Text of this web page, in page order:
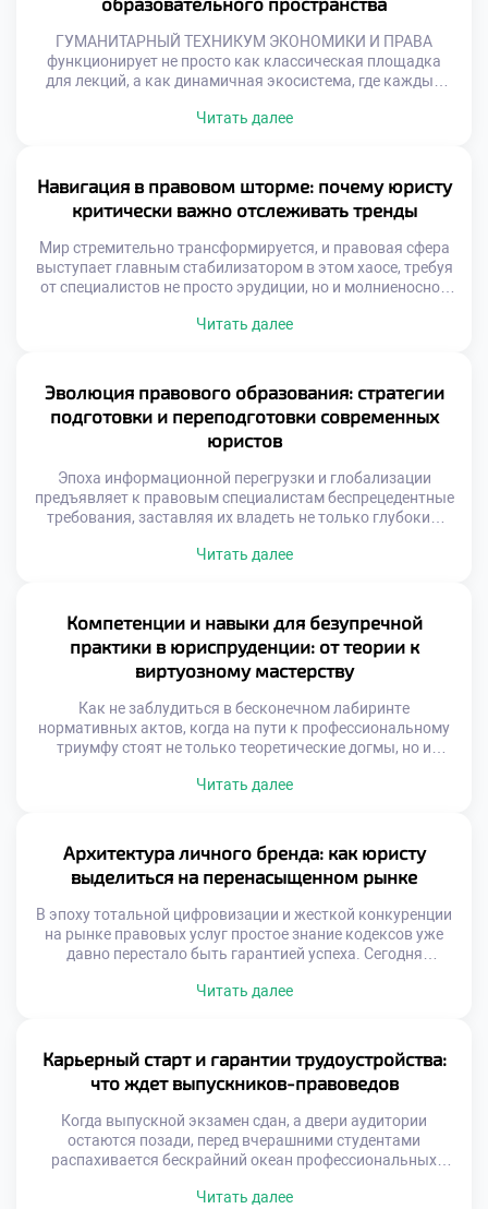
ГУМАНИТАРНЫЙ ТЕХНИКУМ ЭКОНОМИКИ И ПРАВА
функционирует не просто как классическая площадка
для лекций, а как динамичная экосистема, где каждый
лидерских качеств. Здесь не просто заучивают
вершить позитивные перемены. Именно поэтому
продуманное обучение в московском техникуме […]
Читать далее
Навигация в правовом шторме: почему юристу
критически важно отслеживать тренды
Мир стремительно трансформируется, и правовая сфера
выступает главным стабилизатором в этом хаосе, требуя
от специалистов не просто эрудиции, но и молниеносной
развития права перестало быть просто полезной
осознанное обучение в московском техникуме становится
тем самым надежным компасом, который позволяет
будущим экспертам […]
Читать далее
Эволюция правового образования: стратегии
подготовки и переподготовки современных
юристов
Эпоха информационной перегрузки и глобализации
предъявляет к правовым специалистам беспрецедентные
требования, заставляя их владеть не только глубоким
компетенций для навигации в стремительно меняющейся
имеют теоретический фундамент, прикладная практика,
критический анализ и внедрение инноваций. Именно
поэтому качественное […]
Читать далее
Компетенции и навыки для безупречной
практики в юриспруденции: от теории к
виртуозному мастерству
Как не заблудиться в бесконечном лабиринте
нормативных актов, когда на пути к профессиональному
триумфу стоят не только теоретические догмы, но и
себе идеального правоведа: он виртуозно ориентируется
аналитическим даром предвидеть последствия любого
своего действия. Именно поэтому качественное обучение
[…]
Читать далее
Архитектура личного бренда: как юристу
выделиться на перенасыщенном рынке
В эпоху тотальной цифровизации и жесткой конкуренции
на рынке правовых услуг простое знание кодексов уже
давно перестало быть гарантией успеха. Сегодня
создатель собственной уникальной идентичности,
становится тем самым надежным фундаментом, с
которого начинается построение сильного […]
Читать далее
Карьерный старт и гарантии трудоустройства:
что ждет выпускников-правоведов
Когда выпускной экзамен сдан, а двери аудитории
остаются позади, перед вчерашними студентами
распахивается бескрайний океан профессиональных
легкая тревога: как найти свое место в сложной правовой
Читать далее